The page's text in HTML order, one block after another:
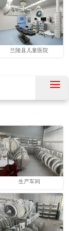
兰陵县儿童医院
生产车间